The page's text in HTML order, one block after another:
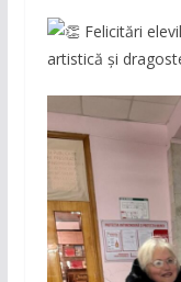
Felicitări
artistică și